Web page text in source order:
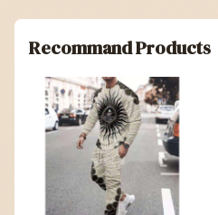
Recommand Products